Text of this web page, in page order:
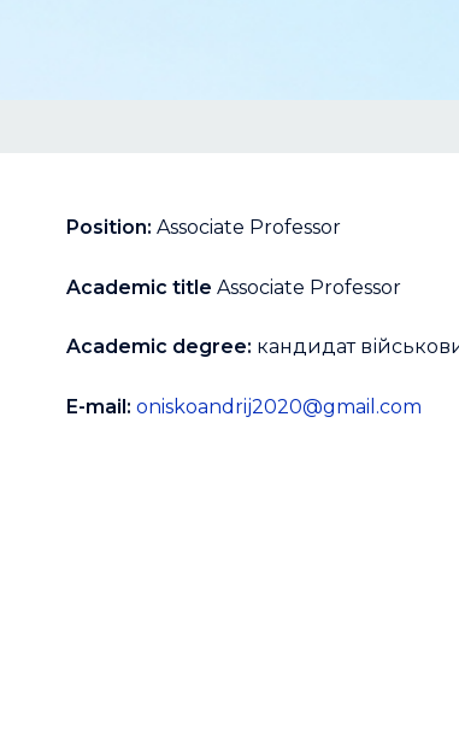
Position: Associate Professor
Academic title Associate Professor
Academic degree: кандидат
E-mail: oniskoandrij2020@gmail.com